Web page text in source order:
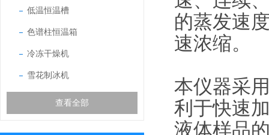
低温恒温槽
色谱柱恒温箱
冷冻干燥机
雪花制冰机
查看全部
的蒸发速
速浓缩。
本仪器采
利于快速
液体样品